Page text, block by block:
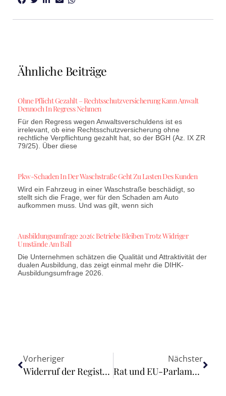
Ähnliche Beiträge
Ohne Pflicht Gezahlt – Rechtsschutzversicherung Kann Anwalt
Dennoch In Regress Nehmen
Für den Regress wegen Anwaltsverschuldens ist es
irrelevant, ob eine Rechtsschutzversicherung ohne
rechtliche Verpflichtung gezahlt hat, so der BGH (Az. IX ZR
79/25). Über diese
Pkw-Schaden In Der Waschstraße Geht Zu Lasten Des Kunden
Wird ein Fahrzeug in einer Waschstraße beschädigt, so
stellt sich die Frage, wer für den Schaden am Auto
aufkommen muss. Und was gilt, wenn sich
Ausbildungsumfrage 2026: Betriebe Bleiben Trotz Widriger
Umstände Am Ball
Die Unternehmen schätzen die Qualität und Attraktivität der
dualen Ausbildung, das zeigt einmal mehr die DIHK-
Ausbildungsumfrage 2026.
Vorheriger
Widerruf der Registrierung eines Inkassodienstleisters
Nächster
Rat und EU-Parlament einigen sich auf Einführung des ESAP